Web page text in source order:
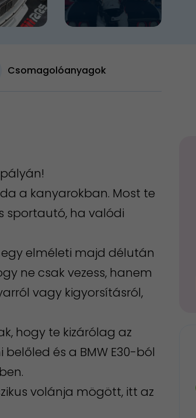
Csomagolóanyagok
a kanyarokban. Most te
sportautó, ha valódi
elméleti majd délután
ne csak vezess, hanem
vagy kigyorsításról,
hogy te kizárólag az
és a BMW E30-ból
volánja mögött, itt az